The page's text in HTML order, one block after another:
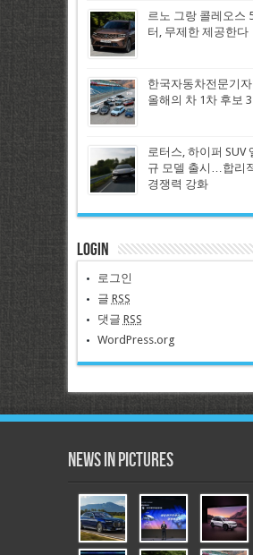
르노 그랑 콜레오스
터, 무제한 제공한다
한국자동차전문기
올해의 차 1차 후보
로터스, 하이퍼 SUV
규 모델 출시…합리
경쟁력 강화
Login
로그인
글 RSS
댓글 RSS
WordPress.org
News in Pictures